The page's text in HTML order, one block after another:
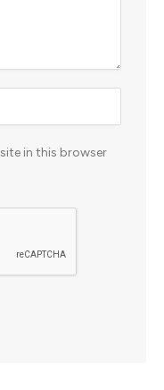
in this browser